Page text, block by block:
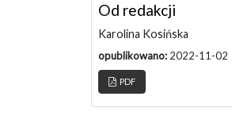
Od redakcji
Karolina Kosińska
opublikowano:2022-11-02
PDF